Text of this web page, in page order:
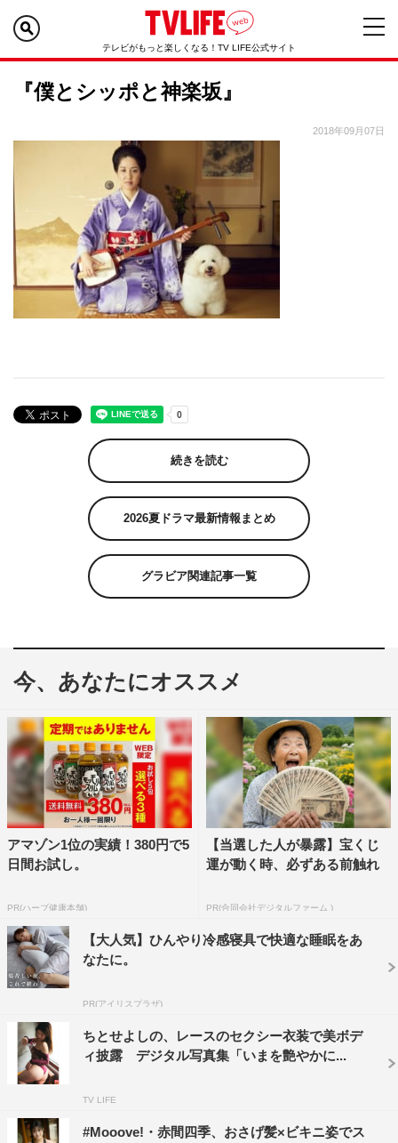
テレビがもっと楽しくなる！TV LIFE公式サイト
『僕とシッポと神楽坂』
2018年09月07日
続きを読む
2026夏ドラマ最新情報まとめ
グラビア関連記事一覧
今、あなたにオススメ
アマゾン1位の実績！380円で5
日間お試し。
PR(ハーブ健康本舗)
【当選した人が暴露】宝くじ
運が動く時、必ずある前触れ
PR(合同会社デジタルファーム )
【大人気】ひんやり冷感寝具で快適な睡眠をあ
なたに。
PR(アイリスプラザ)
ちとせよしの、レースのセクシー衣装で美ボデ
ィ披露 デジタル写真集「いまを艶やかに...
TV LIFE
#Mooove!・赤間四季、おさげ髪×ビキニ姿でス